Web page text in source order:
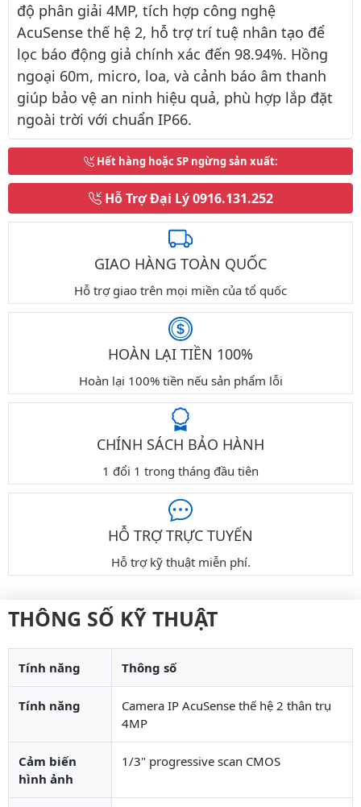
độ phân giải 4MP, tích hợp công nghệ
AcuSense thế hệ 2, hỗ trợ trí tuệ nhân tạo để
lọc báo động giả chính xác đến 98.94%. Hồng
ngoại 60m, micro, loa, và cảnh báo âm thanh
giúp bảo vệ an ninh hiệu quả, phù hợp lắp đặt
ngoài trời với chuẩn IP66.
Hết hàng hoặc SP ngừng sản xuất:
Hỗ Trợ Đại Lý0916.131.252
GIAO HÀNG TOÀN QUỐC
Hỗ trợ giao trên mọi miền của tổ quốc
HOÀN LẠI TIỀN 100%
Hoàn lại 100% tiền nếu sản phẩm lỗi
CHÍNH SÁCH BẢO HÀNH
1 đổi 1 trong tháng đầu tiên
HỖ TRỢ TRỰC TUYẾN
Hỗ trợ kỹ thuật miễn phí.
THÔNG SỐ KỸ THUẬT
Tính năng Thông số
Tính năng
Camera IP AcuSense thế hệ 2 thân trụ
4MP
Cảm biến
hình ảnh
1/3" progressive scan CMOS